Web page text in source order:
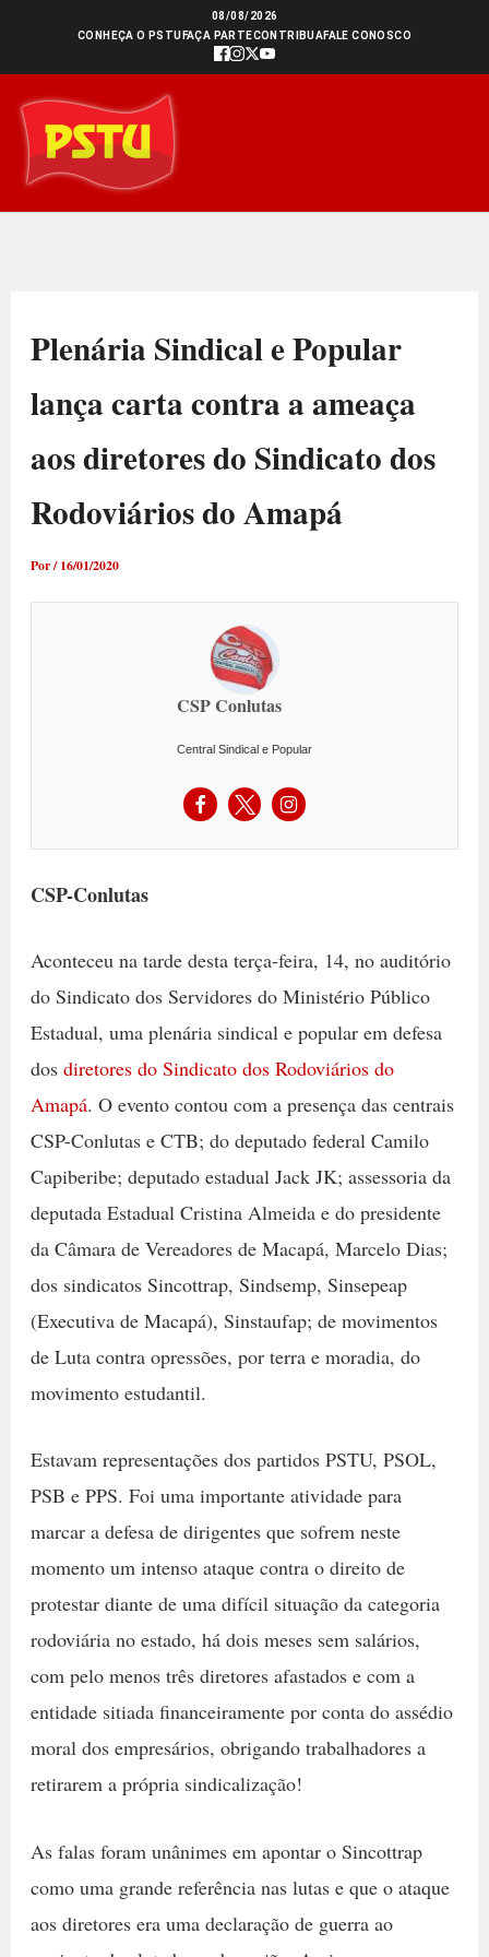
conteúdo
08/08/2026
CONHEÇA O PSTU FAÇA PARTECONTRIBUAFALE CONOSCO
Plenária Sindical e Popular
lança carta contra a ameaça
aos diretores do Sindicato dos
Rodoviários do Amapá
Por/16/01/2020
CSP Conlutas
Central Sindical e Popular
CSP-Conlutas
Aconteceu na tarde desta terça-feira, 14, no auditório
do Sindicato dos Servidores do Ministério Público
Estadual, uma plenária sindical e popular em defesa
dosdiretores do Sindicato dos Rodoviários do
Amapá. O evento contou com a presença das centrais
CSP-Conlutas e CTB; do deputado federal Camilo
Capiberibe; deputado estadual Jack JK; assessoria da
deputada Estadual Cristina Almeida e do presidente
da Câmara de Vereadores de Macapá, Marcelo Dias;
dos sindicatos Sincottrap, Sindsemp, Sinsepeap
(Executiva de Macapá), Sinstaufap; de movimentos
de Luta contra opressões, por terra e moradia, do
movimento estudantil.
Estavam representações dos partidos PSTU, PSOL,
PSB e PPS. Foi uma importante atividade para
marcar a defesa de dirigentes que sofrem neste
momento um intenso ataque contra o direito de
protestar diante de uma difícil situação da categoria
rodoviária no estado, há dois meses sem salários,
com pelo menos três diretores afastados e com a
entidade sitiada financeiramente por conta do assédio
moral dos empresários, obrigando trabalhadores a
retirarem a própria sindicalização!
As falas foram unânimes em apontar o Sincottrap
como uma grande referência nas lutas e que o ataque
aos diretores era uma declaração de guerra ao